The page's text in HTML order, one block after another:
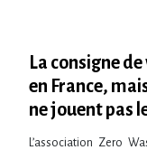
La consigne
en France,
ne jouent pas
L’association Zero